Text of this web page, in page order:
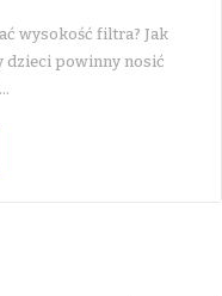
wysokość filtra? Jak
dzieci powinny nosić